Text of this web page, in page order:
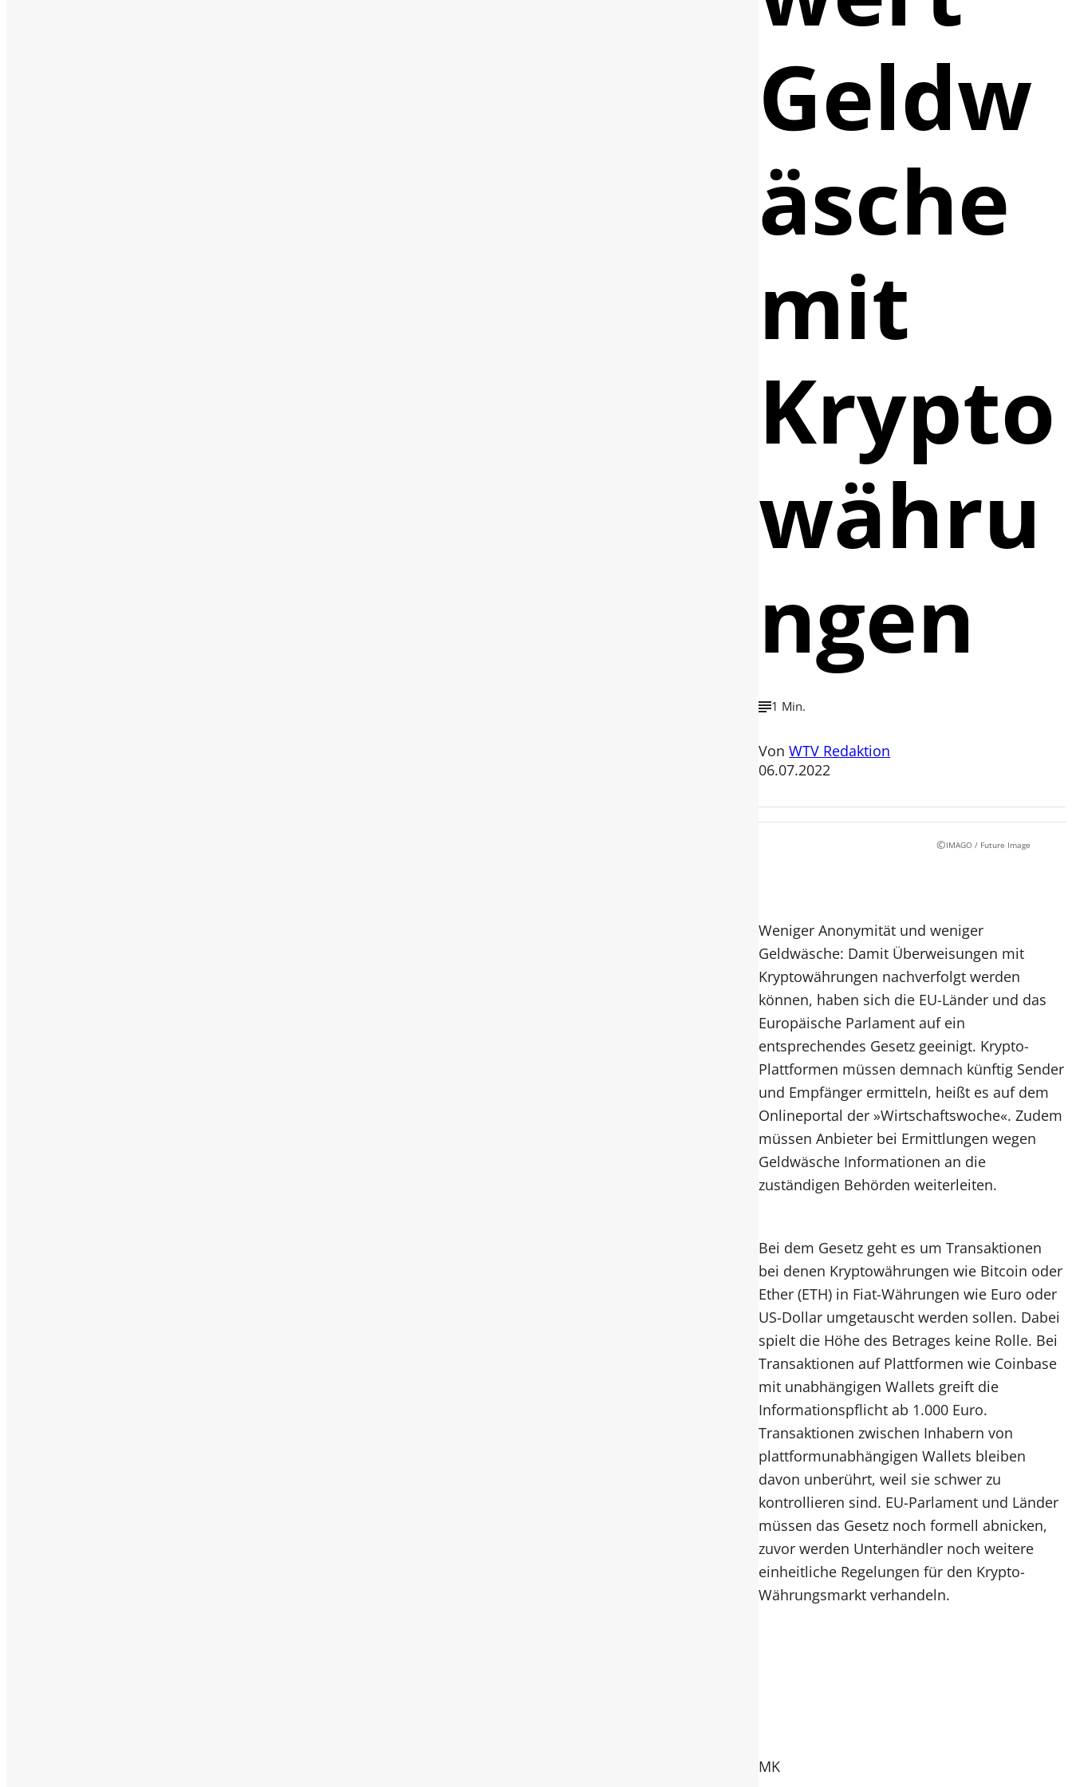
Geldw
äsche
mit
Krypto
währu
ngen
1 Min.
VonWTV Redaktion
06.07.2022
©IMAGO / Future Image
Weniger Anonymität und weniger
Geldwäsche: Damit Überweisungen mit
Kryptowährungen nachverfolgt werden
können, haben sich die EU-Länder und das
Europäische Parlament auf ein
entsprechendes Gesetz geeinigt. Krypto-
Plattformen müssen demnach künftig Sender
und Empfänger ermitteln, heißt es auf dem
Onlineportal der »Wirtschaftswoche«. Zudem
müssen Anbieter bei Ermittlungen wegen
Geldwäsche Informationen an die
zuständigen Behörden weiterleiten.
Bei dem Gesetz geht es um Transaktionen
bei denen Kryptowährungen wie Bitcoin oder
Ether (ETH) in Fiat-Währungen wie Euro oder
US-Dollar umgetauscht werden sollen. Dabei
spielt die Höhe des Betrages keine Rolle. Bei
Transaktionen auf Plattformen wie Coinbase
mit unabhängigen Wallets greift die
Informationspflicht ab 1.000 Euro.
Transaktionen zwischen Inhabern von
plattformunabhängigen Wallets bleiben
davon unberührt, weil sie schwer zu
kontrollieren sind. EU-Parlament und Länder
müssen das Gesetz noch formell abnicken,
zuvor werden Unterhändler noch weitere
einheitliche Regelungen für den Krypto-
Währungsmarkt verhandeln.
MK